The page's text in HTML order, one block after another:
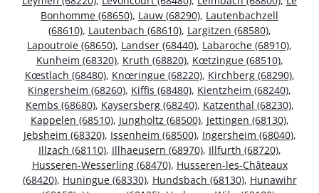
Bonhomme (68650), Lauw (68290), Lautenbachzell
(68610), Lautenbach (68610), Largitzen (68580),
Lapoutroie (68650), Landser (68440), Labaroche (68910),
Kunheim (68320), Kruth (68820), Kœtzingue (68510),
Kœstlach (68480), Knœringue (68220), Kirchberg (68290),
Kingersheim (68260), Kiffis (68480), Kientzheim (68240),
Kembs (68680), Kaysersberg (68240), Katzenthal (68230),
Kappelen (68510), Jungholtz (68500), Jettingen (68130),
Jebsheim (68320), Issenheim (68500), Ingersheim (68040),
Illzach (68110), Illhaeusern (68970), Illfurth (68720),
Husseren-Wesserling (68470), Husseren-les-Châteaux
(68420), Huningue (68330), Hundsbach (68130), Hunawihr